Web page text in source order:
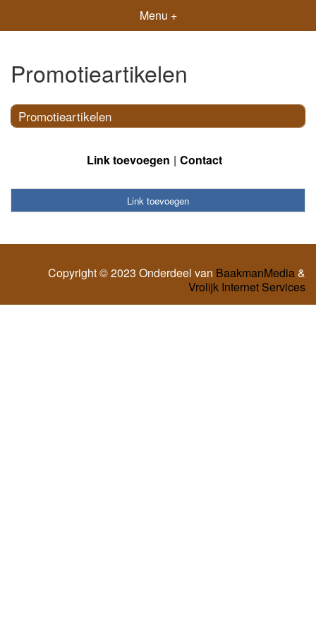
Menu +
Promotieartikelen
Promotieartikelen
Link toevoegen Contact
Link toevoegen
Copyright © 2023 Onderdeel van BaakmanMedia&
Vrolijk Internet Services